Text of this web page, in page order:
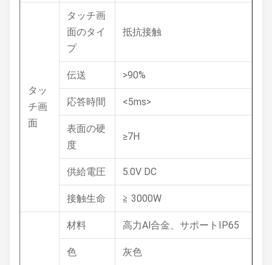
タッ
チ画
面
タッチ画
面のタイ
プ
抵抗接触
伝送 >90%
応答時間 <5ms>
表面の硬
度
≥7H
供給電圧 5.0V DC
接触生命 ≧ 3000W
材料 高力Al合金、サポートIP65
色 灰色